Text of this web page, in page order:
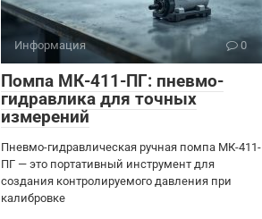
Информация 0
Помпа МК-411-ПГ: пневмо-
гидравлика для точных
измерений
Пневмо-гидравлическая ручная помпа МК-411-
ПГ — это портативный инструмент для
создания контролируемого давления при
калибровке